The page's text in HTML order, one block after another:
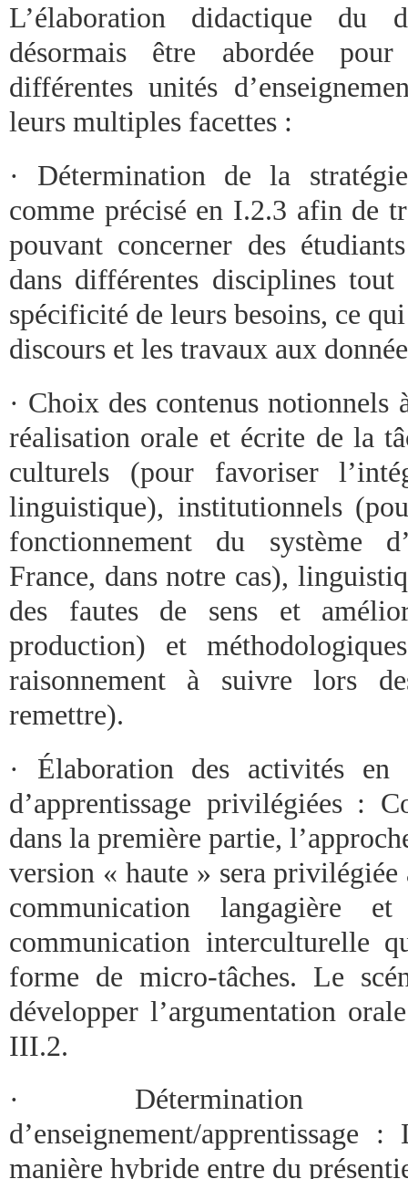
L’élaboration didactique du
désormais être abordée
différentes unités
leurs multiples facettes :
· Détermination de la
comme précisé en I.2.3 afin de
pouvant concerner des
dans différentes disciplines
spécificité de leurs besoins, ce
discours et les travaux aux
· Choix des contenus notionnels
réalisation orale et écrite de la
culturels (pour favoriser
linguistique), institutionnels
fonctionnement du système
France, dans notre cas),
des fautes de sens et
production) et
raisonnement à suivre lors
remettre).
· Élaboration des activités en
d’apprentissage privilégiées :
dans la première partie,
version « haute » sera privilégiée
communication langagière
communication interculturelle
forme de micro-tâches. Le
développer l’argumentation
III.2.
· Détermination
d’enseignement/
manière hybride entre du